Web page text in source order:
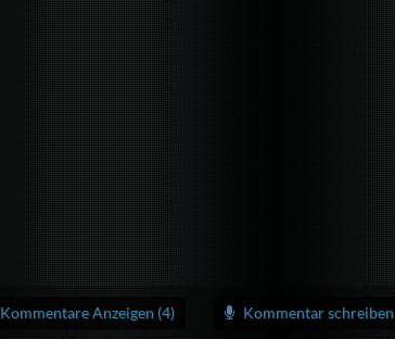
Kommentare Anzeigen (4) Kommentar schreiben